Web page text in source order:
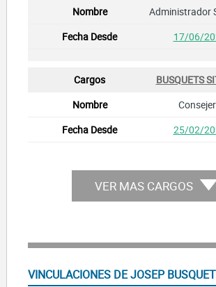
Administrador
17/06/
BUSQUETS
25/02/
VER MAS CARGOS
VINCULACIONES DE JOSEP